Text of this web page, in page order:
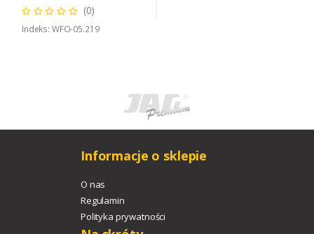
(0)
Indeks: WFO-05.219
Informacje o sklepie
O nas
Regulamin
Polityka prywatności